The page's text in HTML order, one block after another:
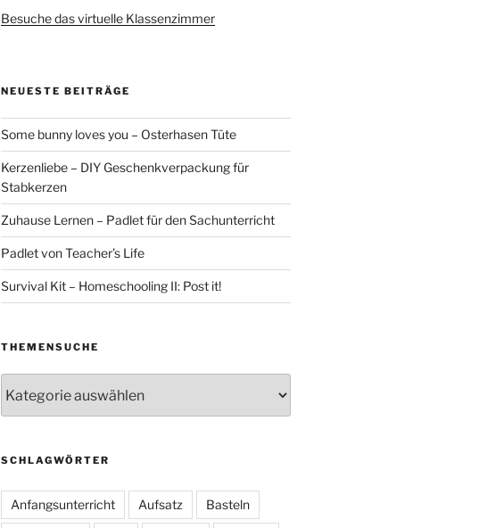
Besuche das virtuelle Klassenzimmer
NEUESTE BEITRÄGE
Some bunny loves you – Osterhasen Tüte
Kerzenliebe – DIY Geschenkverpackung für
Stabkerzen
Zuhause Lernen – Padlet für den Sachunterricht
Padlet von Teacher’s Life
Survival Kit – Homeschooling II: Post it!
THEMENSUCHE
SCHLAGWÖRTER
Anfangsunterricht Aufsatz Basteln